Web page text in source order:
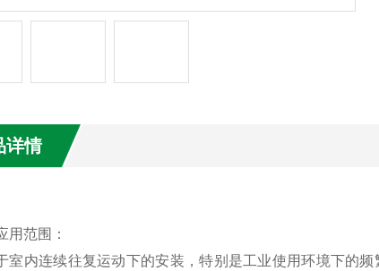
详情
用范围：
室内连续往复运动下的安装，特别是工业使用环境下的